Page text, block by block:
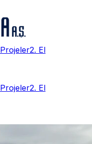
Projeler2. El
Projeler2. El